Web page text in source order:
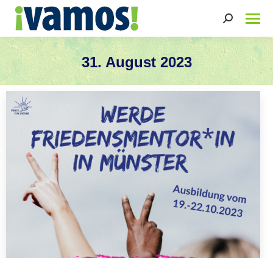
Search:
31. August 2023